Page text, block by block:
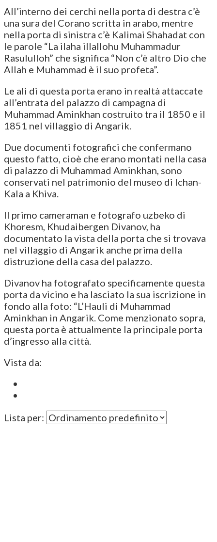
All’interno dei cerchi nella porta di destra c’è
una sura del Corano scritta in arabo, mentre
nella porta di sinistra c’è Kalimai Shahadat con
le parole “La ilaha illallohu Muhammadur
Rasululloh” che significa “Non c’è altro Dio che
Allah e Muhammad è il suo profeta”.
Le ali di questa porta erano in realtà attaccate
all’entrata del palazzo di campagna di
Muhammad Aminkhan costruito tra il 1850 e il
1851 nel villaggio di Angarik.
Due documenti fotografici che confermano
questo fatto, cioè che erano montati nella casa
di palazzo di Muhammad Aminkhan, sono
conservati nel patrimonio del museo di Ichan-
Kala a Khiva.
Il primo cameraman e fotografo uzbeko di
Khoresm, Khudaibergen Divanov, ha
documentato la vista della porta che si trovava
nel villaggio di Angarik anche prima della
distruzione della casa del palazzo.
Divanov ha fotografato specificamente questa
porta da vicino e ha lasciato la sua iscrizione in
fondo alla foto: “L’Hauli di Muhammad
Aminkhan in Angarik. Come menzionato sopra,
questa porta è attualmente la principale porta
d’ingresso alla città.
Vista da:
Lista per: